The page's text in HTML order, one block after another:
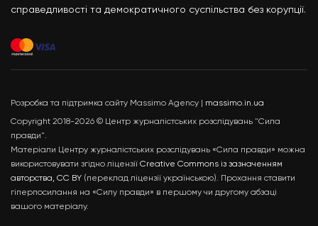
справедливості та демократичного суспільства без корупції.
Розробка та підтримка сайту Massimo Agency | massimo.in.ua
Copyright 2018-2026 © Центр журналістських розслідувань "Сила
правди".
Матеріали Центру журналістських розслідувань «Сила правди» можна
використовувати згідно ліцензії Creative Commons із зазначенням
авторства, CC BY (переклад ліцензії українською). Прохання ставити
гіперпосилання на «Силу правди» в першому чи другому абзаці
вашого матеріалу.